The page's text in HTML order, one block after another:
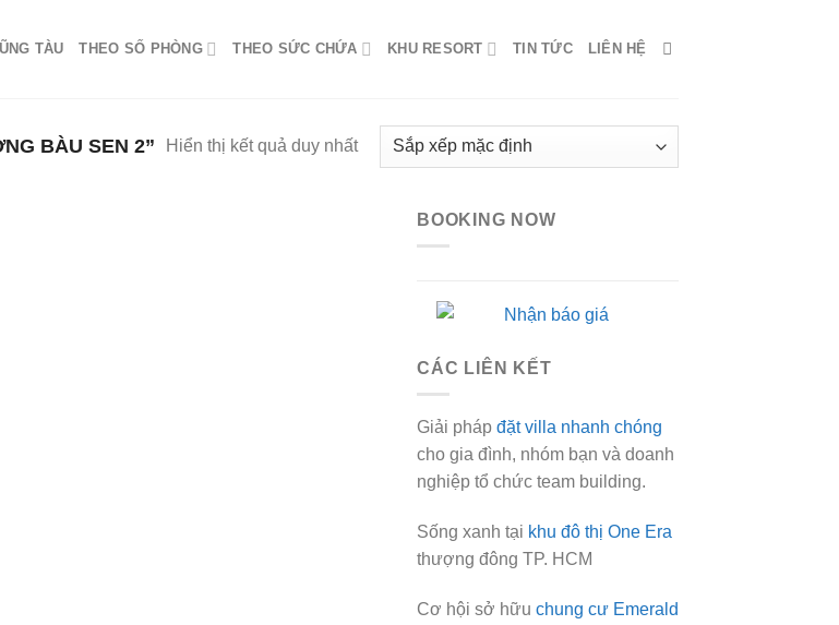
TÀU THEO SỐ PHÒNG THEO SỨC CHỨA KHU RESORT TIN TỨC LIÊN HỆ
BÀU SEN 2” Hiển thị kết quả duy nhất
BOOKING NOW
CÁC LIÊN KẾT
Giải pháp đặt villa nhanh chóng
cho gia đình, nhóm bạn và doanh
nghiệp tổ chức team building.
Sống xanh tại khu đô thị One Era
thượng đông TP. HCM
Cơ hội sở hữu chung cư Emerald